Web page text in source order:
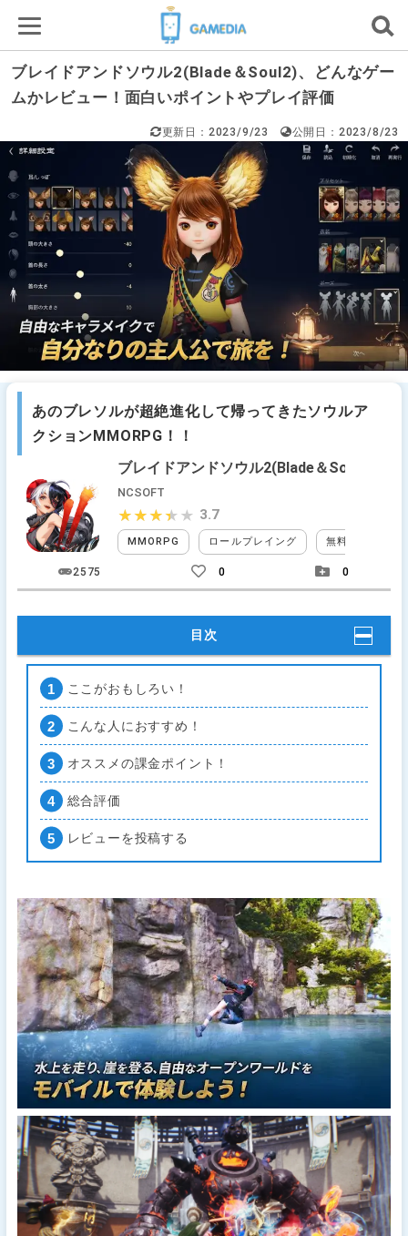
ブレイドアンドソウル2(Blade＆Soul2)、どんなゲー
ムかレビュー！面白いポイントやプレイ評価
更新日：2023/9/23 公開日：2023/8/23
あのブレソルが超絶進化して帰ってきたソウルア
クションMMORPG！！
ブレイドアンドソウル2(Blade＆Soul2)
NCSOFT
MMORPG ロールプレイング 無料
★★★★★
★★★★★ 3.7
2575 0 0
目次
ここがおもしろい！
こんな人におすすめ！
オススメの課金ポイント！
総合評価
レビューを投稿する